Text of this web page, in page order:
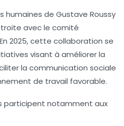
humaines de Gustave Roussy
avec le comité
2025, cette collaboration se
visant à améliorer la
la communication sociale
de travail favorable.
participent notamment aux